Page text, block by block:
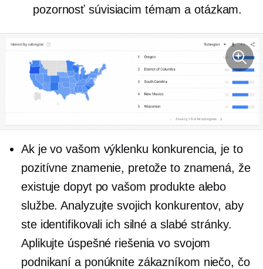
pozornosť súvisiacim témam a otázkam.
Ak je vo vašom výklenku konkurencia, je to
pozitívne znamenie, pretože to znamená, že
existuje dopyt po vašom produkte alebo
službe. Analyzujte svojich konkurentov, aby
ste identifikovali ich silné a slabé stránky.
Aplikujte úspešné riešenia vo svojom
podnikaní a ponúknite zákazníkom niečo, čo